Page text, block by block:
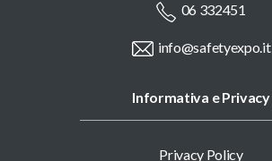
06 332451
info@safetyexpo.it
Informativa e Privacy
Privacy Policy